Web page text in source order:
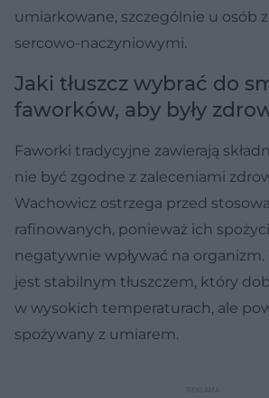
umiarkowane, szczególnie u osób
sercowo-naczyniowymi.
Jaki tłuszcz wybrać do
faworków, aby były
Faworki tradycyjne zawierają
nie być zgodne z zaleceniami
Wachowicz ostrzega przed
rafinowanych, ponieważ ich
negatywnie wpływać na
jest stabilnym tłuszczem, który
w wysokich temperaturach, ale
spożywany z umiarem.